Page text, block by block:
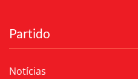
Partido
Notícias